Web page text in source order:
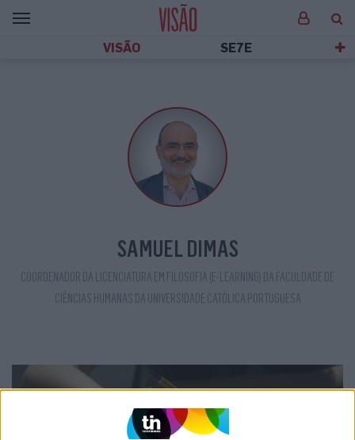
VISÃO SE7E
SAMUEL DIMAS
COORDENADOR DA LICENCIATURA EM FILOSOFIA (E-LEARNING) DA FACULDADE DE
CIÊNCIAS HUMANAS DA UNIVERSIDADE CATÓLICA PORTUGUESA